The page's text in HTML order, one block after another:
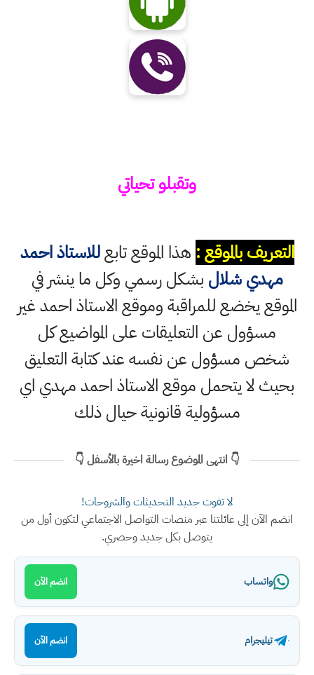
وتقبلو تحياتي
التعريف بالموقع : هذا الموقع تابعللاستاذ احمد
مهدي شلال بشكل رسمي وكل ما ينشر في
الموقع يخضع للمراقبة وموقع الاستاذ احمد غير
مسؤول عن التعليقات على المواضيع كل
شخص مسؤول عن نفسه عند كتابة التعليق
بحيث لا يتحمل موقع الاستاذ احمد مهدي اي
مسؤولية قانونية حيال ذلك
👇 انتهى الموضوع رسالة اخيرة بالأسفل 👇
لا تفوت جديد التحديثات والشروحات!
انضم الآن إلى عائلتنا عبر منصات التواصل الاجتماعي لتكون أول من
يتوصل بكل جديد وحصري.
واتساب انضم الآن
تيليجرام انضم الآن